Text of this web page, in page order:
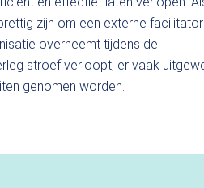
zijn om een externe facilitator
overneemt tijdens de
stroef verloopt, er vaak
genomen worden.